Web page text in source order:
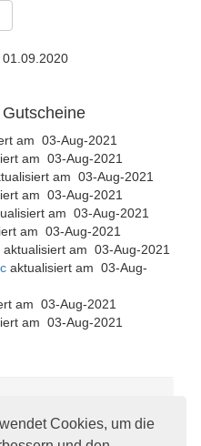
Cookies, um die
am 03-Aug-2021
am 03-Aug-2021
am 03-Aug-2021
am 03-Aug-2021
am 03-Aug-2021
am 03-Aug-2021
aktualisiert am 03-Aug-2021
aktualisiert am 03-Aug-
am 03-Aug-2021
am 03-Aug-2021